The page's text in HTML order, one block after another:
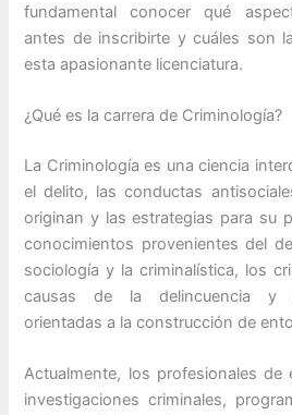
fundamental conocer qué
antes de inscribirte y cuáles son
esta apasionante licenciatura.
¿Qué es la carrera de Criminología?
La Criminología es una ciencia
el delito, las conductas
originan y las estrategias para su
conocimientos provenientes del
sociología y la criminalística, los
causas de la delincuencia y
orientadas a la construcción de
Actualmente, los profesionales de
investigaciones criminales,